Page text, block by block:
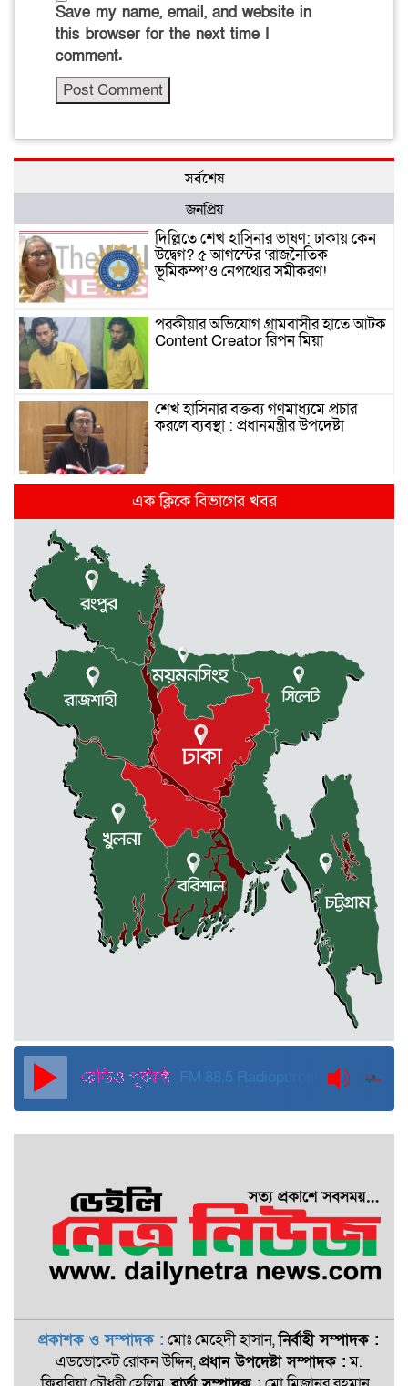
Save my name, email, and website in
this browser for the next time I
comment.
সর্বশেষ
জনপ্রিয়
দিল্লিতে শেখ হাসিনার ভাষণ: ঢাকায় কেন
উদ্বেগ? ৫ আগস্টের ‘রাজনৈতিক
ভূমিকম্প’ও নেপথ্যের সমীকরণ!
পরকীয়ার অভিযোগ গ্রামবাসীর হাতে আটক
Content Creator রিপন মিয়া
শেখ হাসিনার বক্তব্য গণমাধ্যমে প্রচার
করলে ব্যবস্থা : প্রধানমন্ত্রীর উপদেষ্টা
দিল্লিতে হাসিনার গণমাধ্যমে ভাষণ নিয়ে যা
বলছে ভারত
রাজধানীর তিন ক্যাম্পাসে ছাত্রদল-
ছাত্রশিবির দফায় দফায় সংঘর্ষ
সরকারের ফ্যামিলি কার্ড কার্যক্রম
বাস্তবায়নে ব্যয় ২০০০ কোটি টাকা
মোহনগঞ্জে কর্মস্থলেই অসুস্থ- রক্তবমির পর
প্রাণ গেল স্বাস্থ্য কর্মকর্তার
কুড়িগ্রামে বন্যাদুর্গতদের জন্য বরাদ্দকৃত
৩০ মেট্রিক টন চাল,একমুঠোও জোটেনি
ক্ষতিগ্রস্ত মানুষের ভাগ্যে
জুলাই ব্যবসা ও হাদি ব্যবসা চালু রাখতে
হবে: মাহমুদা মিতু
দুবাইয়ে কারাগার থেকে মুক্তি পেয়েছেন
পুলিশের সাবেক মহাপরিদর্শক বেনজীর
আহমেদ
এক ক্লিকে বিভাগের খবর
FM 88.5 Radiopurbakantho
প্রকাশক ও সম্পাদক : মোঃ মেহেদী হাসান,নির্বাহী সম্পাদক :
এডভোকেট রোকন ‍উদ্দিন,প্রধান উপদেষ্টা সম্পাদক :ম.